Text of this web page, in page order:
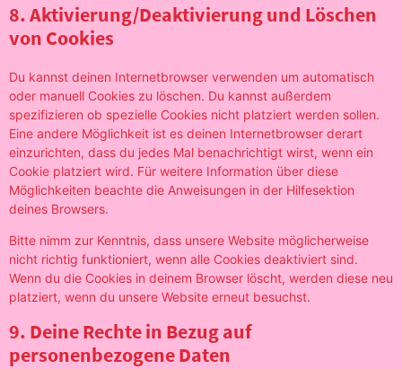
8. Aktivierung/Deaktivierung und Löschen
von Cookies
Du kannst deinen Internetbrowser verwenden um automatisch
oder manuell Cookies zu löschen. Du kannst außerdem
spezifizieren ob spezielle Cookies nicht platziert werden sollen.
Eine andere Möglichkeit ist es deinen Internetbrowser derart
einzurichten, dass du jedes Mal benachrichtigt wirst, wenn ein
Cookie platziert wird. Für weitere Information über diese
Möglichkeiten beachte die Anweisungen in der Hilfesektion
deines Browsers.
Bitte nimm zur Kenntnis, dass unsere Website möglicherweise
nicht richtig funktioniert, wenn alle Cookies deaktiviert sind.
Wenn du die Cookies in deinem Browser löscht, werden diese neu
platziert, wenn du unsere Website erneut besuchst.
9. Deine Rechte in Bezug auf
personenbezogene Daten